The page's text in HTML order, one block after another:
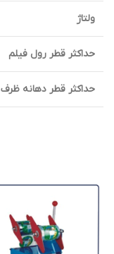
ولتاژ
حداکثر قطر رول فیلم
حداکثر قطر دهانه ظرف